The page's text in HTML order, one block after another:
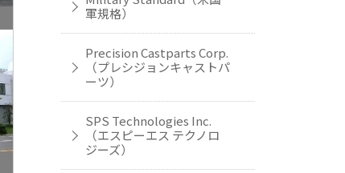
軍規格）
Precision Castparts Corp.
（プレシジョンキャストパ
ーツ）
SPS Technologies Inc.
（エスピーエス テクノロ
ジーズ）